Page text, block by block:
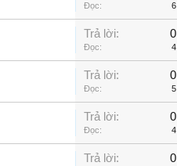
Đọc: 6
Trả lời: 0
Đọc: 4
Trả lời: 0
Đọc: 5
Trả lời: 0
Đọc: 4
Trả lời: 0